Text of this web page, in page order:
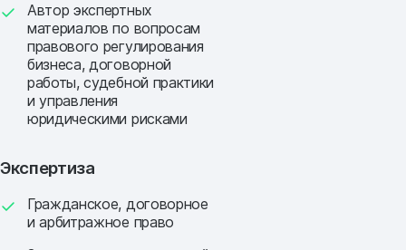
Автор экспертных
материалов по вопросам
правового регулирования
бизнеса, договорной
работы, судебной практики
и управления
юридическими рисками
Экспертиза
Гражданское, договорное
и арбитражное право